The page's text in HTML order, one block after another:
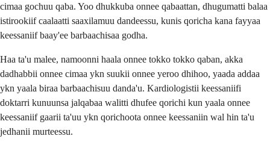
cimaa gochuu qaba. Yoo dhukkuba onnee qabaattan, dhugumatti balaa
istirookiif caalaatti saaxilamuu dandeessu, kunis qoricha kana fayyaa
keessaniif baay'ee barbaachisaa godha.
Haa ta'u malee, namoonni haala onnee tokko tokko qaban, akka
dadhabbii onnee cimaa ykn suukii onnee yeroo dhihoo, yaada addaa
ykn yaala biraa barbaachisuu danda'u. Kardiologistii keessaniifi
doktarri kunuunsa jalqabaa walitti dhufee qorichi kun yaala onnee
keessaniif gaarii ta'uu ykn qorichoota onnee keessaniin wal hin ta'u
jedhanii murteessu.